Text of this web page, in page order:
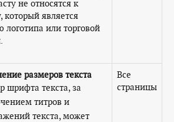
не относятся к
который является
логотипа или торговой
размеров текста
шрифта текста, за
титров и
текста, может
Все
страницы